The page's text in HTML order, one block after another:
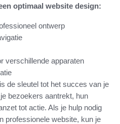
optimaal website design:
ontwerp
verschillende apparaten
de sleutel tot het succes van je
bezoekers aantrekt, hun
tot actie. Als je hulp nodig
professionele website, kun je